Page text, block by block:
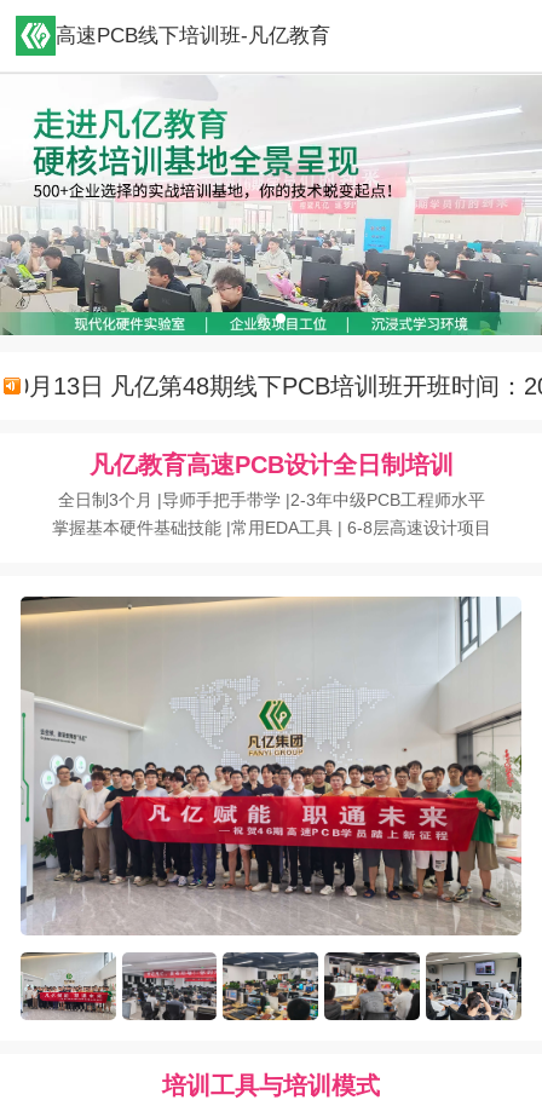
高速PCB线下培训班-凡亿教育
13日 凡亿第48期线下PCB培训班开班时间：
凡亿教育高速PCB设计全日制培训
全日制3个月 |导师手把手带学 |2-3年中级PCB工程师水平
掌握基本硬件基础技能 |常用EDA工具 | 6-8层高速设计项目
培训工具与培训模式